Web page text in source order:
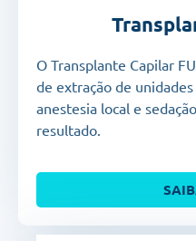
O Transplante Capilar
de extração de
anestesia local e
resultado.